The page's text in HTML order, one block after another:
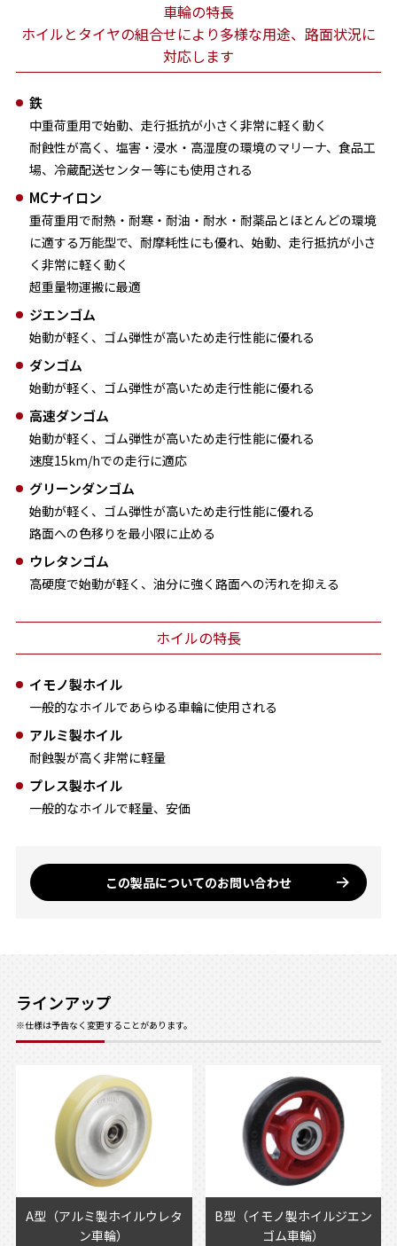
車輪の特長
ホイルとタイヤの組合せにより多様な用途、路面状況に
対応します
鉄
中重荷重用で始動、走行抵抗が小さく非常に軽く動く
耐蝕性が高く、塩害・浸水・高湿度の環境のマリーナ、食品工
場、冷蔵配送センター等にも使用される
MCナイロン
重荷重用で耐熱・耐寒・耐油・耐水・耐薬品とほとんどの環境
に適する万能型で、耐摩耗性にも優れ、始動、走行抵抗が小さ
く非常に軽く動く
超重量物運搬に最適
ジエンゴム
始動が軽く、ゴム弾性が高いため走行性能に優れる
ダンゴム
始動が軽く、ゴム弾性が高いため走行性能に優れる
高速ダンゴム
始動が軽く、ゴム弾性が高いため走行性能に優れる
速度15km/hでの走行に適応
グリーンダンゴム
始動が軽く、ゴム弾性が高いため走行性能に優れる
路面への色移りを最小限に止める
ウレタンゴム
高硬度で始動が軽く、油分に強く路面への汚れを抑える
ホイルの特長
イモノ製ホイル
一般的なホイルであらゆる車輪に使用される
アルミ製ホイル
耐蝕製が高く非常に軽量
プレス製ホイル
一般的なホイルで軽量、安価
この製品についてのお問い合わせ
ラインアップ
※仕様は予告なく変更することがあります。
A型（アルミ製ホイルウレタ
ン車輪）
B型（イモノ製ホイルジエン
ゴム車輪）